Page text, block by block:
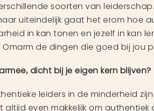
soorten van
uiteindelijk gaat het erom hoe
in kan tonen en jezelf in kan
Omarm de dingen die goed bij jou
dicht bij je eigen kern blijven?
leiders in de minderheid
altijd even makkelijk om